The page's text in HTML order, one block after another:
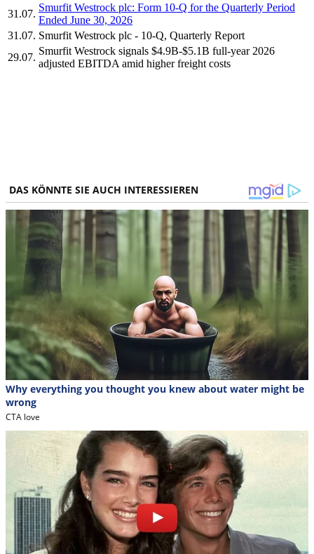
31.07.
Smurfit Westrock plc: Form 10-Q for the Quarterly Period
Ended June 30, 2026
31.07. Smurfit Westrock plc - 10-Q, Quarterly Report
29.07.
Smurfit Westrock signals $4.9B-$5.1B full-year 2026
adjusted EBITDA amid higher freight costs